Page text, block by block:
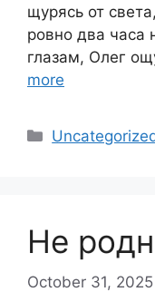
щурясь от
ровно два часа
глазам, Олег
more
Categories
Не
October 31, 2025